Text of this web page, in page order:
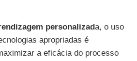
personalizada, o uso
apropriadas é
a eficácia do processo